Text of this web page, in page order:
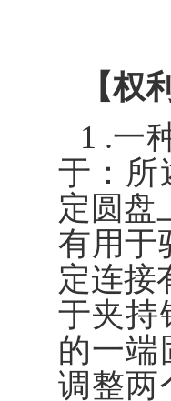
【权
1 .一
于：所
定圆盘
有用于
定连接
于夹持
的一端
调整两